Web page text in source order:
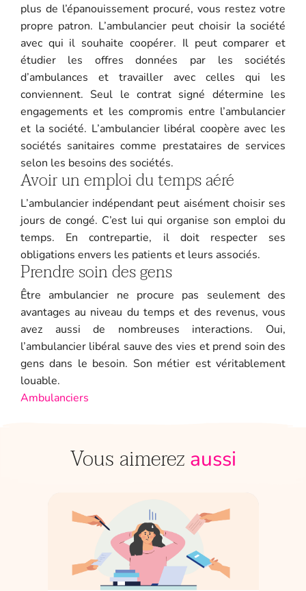
plus de l’épanouissement procuré, vous restez votre
propre patron. L’ambulancier peut choisir la société
avec qui il souhaite coopérer. Il peut comparer et
étudier les offres données par les sociétés
d’ambulances et travailler avec celles qui les
conviennent. Seul le contrat signé détermine les
engagements et les compromis entre l’ambulancier
et la société. L’ambulancier libéral coopère avec les
sociétés sanitaires comme prestataires de services
selon les besoins des sociétés.
Avoir un emploi du temps aéré
L’ambulancier indépendant peut aisément choisir ses
jours de congé. C’est lui qui organise son emploi du
temps. En contrepartie, il doit respecter ses
obligations envers les patients et leurs associés.
Prendre soin des gens
Être ambulancier ne procure pas seulement des
avantages au niveau du temps et des revenus, vous
avez aussi de nombreuses interactions. Oui,
l’ambulancier libéral sauve des vies et prend soin des
gens dans le besoin. Son métier est véritablement
louable.
Ambulanciers
Vous aimerez aussi